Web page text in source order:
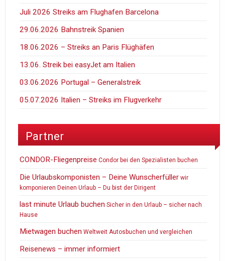
Juli 2026 Streiks am Flughafen Barcelona
29.06.2026 Bahnstreik Spanien
18.06.2026 – Streiks an Paris Flüghäfen
13.06. Streik bei easyJet am Italien
03.06.2026 Portugal – Generalstreik
05.07.2026 Italien – Streiks im Flugverkehr
Partner
CONDOR-Fliegenpreise Condor bei den Spezialisten buchen
Die Urlaubskomponisten – Deine Wunscherfüller wir
komponieren Deinen Urlaub – Du bist der Dirigent
last minute Urlaub buchen Sicher in den Urlaub – sicher nach
Hause
Mietwagen buchen Weltweit Autosbuchen und vergleichen
Reisenews – immer informiert